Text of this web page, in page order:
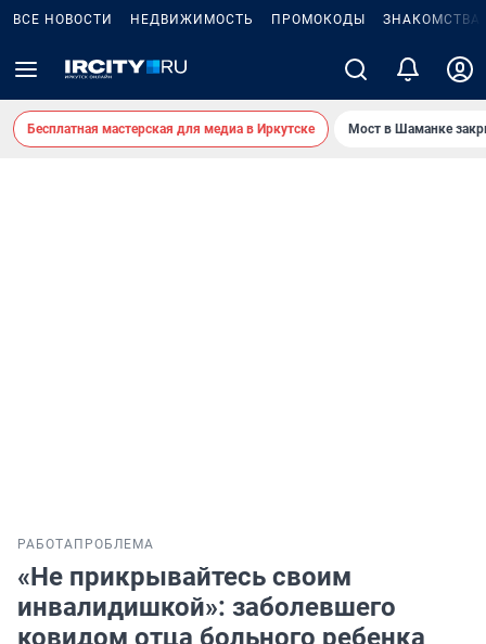
ВСЕ НОВОСТИ НЕДВИЖИМОСТЬ ПРОМОКОДЫ ЗНАКОМСТВА
Бесплатная мастерская для медиа в Иркутске Мост в Шаманке
РАБОТА ПРОБЛЕМА
«Не прикрывайтесь своим
инвалидишкой»: заболевшего
ковидом отца больного ребенка